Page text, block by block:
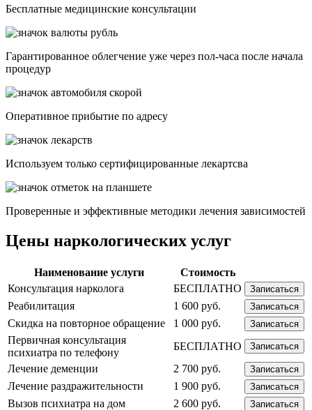
Бесплатные медицинские консультации
Гарантированное облегчение уже через пол-часа после начала
процедур
Опеpативное прибытие по адресу
Используем только сертифицированные лекартсва
Проверенные и эффективные методики лечения зависимостей
Цены наркологических услуг
Наименование услуги
Стоимость
Консультация нарколога
БЕСПЛАТНО Записаться
Реабилитация 1 600 руб. Записаться
Скидка на повторное обращение 1 000 руб. Записаться
Первичная консультация
психиатра по телефону
БЕСПЛАТНО Записаться
Лечение деменции 2 700 руб. Записаться
Лечение раздражительности 1 900 руб. Записаться
Вызов психиатра на дом 2 600 руб. Записаться